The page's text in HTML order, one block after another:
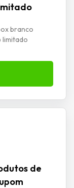
branco
limitado
de